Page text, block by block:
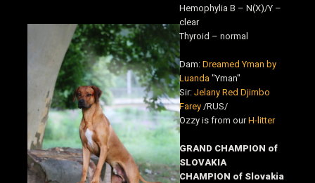
Hemophylia B – N(X)/Y –
clear
Thyroid – normal
Dam: Dreamed Yman by
Luanda "Yman"
Sir: Jelany Red Djimbo
Farey /RUS/
Ozzy is from ourH-litter
GRAND CHAMPION of
SLOVAKIA
CHAMPION of Slovakia